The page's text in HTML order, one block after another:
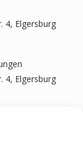
4, Elgersburg
4, Elgersburg
Elgersburg